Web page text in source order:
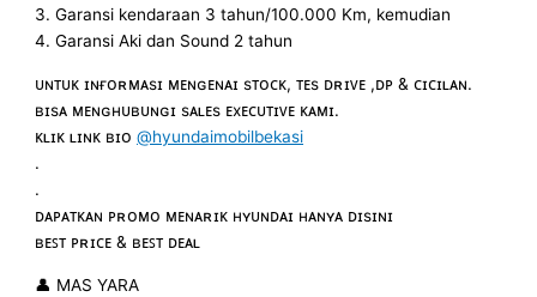
3. Garansi kendaraan 3 tahun/100.000 Km, kemudian
4. Garansi Aki dan Sound 2 tahun
ᴜɴᴛᴜᴋ ɪɴғᴏʀᴍᴀsɪ ᴍᴇɴɢᴇɴᴀɪ sᴛᴏᴄᴋ, ᴛᴇs ᴅʀɪᴠᴇ ,ᴅᴘ & ᴄɪᴄɪʟᴀɴ.
ʙɪsᴀ ᴍᴇɴɢʜᴜʙᴜɴɢɪ sᴀʟᴇs ᴇxᴇᴄᴜᴛɪᴠᴇ ᴋᴀᴍɪ.
ᴋʟɪᴋ ʟɪɴᴋ ʙɪᴏ@hyundaimobilbekasi
.
.
ᴅᴀᴘᴀᴛᴋᴀɴ ᴘʀᴏᴍᴏ ᴍᴇɴᴀʀɪᴋ ʜʏᴜɴᴅᴀɪ ʜᴀɴʏᴀ ᴅɪsɪɴɪ
ʙᴇꜱᴛ ᴘʀɪᴄᴇ & ʙᴇꜱᴛ ᴅᴇᴀʟ
👤 MAS YARA